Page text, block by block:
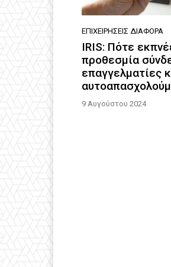
ΕΠΙΧΕΙΡΉΣΕΙΣ ΔΙΆΦΟΡΑ
IRIS: Πότε
προθεσμία
επαγγελματίες
9 Αυγούστου 2024